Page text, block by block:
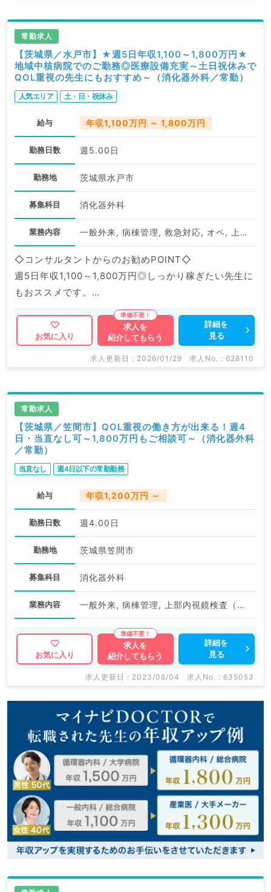
常勤求人
【茨城県／水戸市】★週5日年収1,100～1,800万円★
地域中核病院でのご勤務◎医療設備充実～土日祝休みで
QOL重視の先生にもおすすめ～（消化器外科／常勤）
人気エリア 土・日・祝休み
給与 年収1,100万円 ～ 1,800万円
勤務日数 週5.00日
勤務地 茨城県水戸市
募集科目 消化器外科
業務内容 一般外来, 病棟管理, 救急対応, オペ, 上部内視鏡検査（ＧＦ）, 下部内視鏡検査（ＣＦ）
◇コンサルタントからのお勧めPOINT◇
週5日年収1,100～1,800万円◎しっかり稼ぎたい先生に
もおススメです。
地域中核病院でのご勤務／医療設備も充実しています！
マイナビDOCTORでは病院やクリニックなどの医療機
関求人はもちろんのこと、
ます。
求人内容の詳細等はお気軽にお問合せ下さい。
お気に入り
求人を
紹介してもらう
詳細を
見る
求人更新日 : 2026/01/29 求人No. : 628110
常勤求人
【茨城県／笠間市】QOL重視の働き方が出来る！週4
日・当直なし可～1,800万円もご相談可～（消化器外科
／常勤）
当直なし 週4日以下の常勤勤務
給与 年収1,200万円 ～
勤務日数 週4.00日
勤務地 茨城県笠間市
募集科目 消化器外科
業務内容 一般外来, 病棟管理, 上部内視鏡検査（ＧＦ）, 下部内視鏡検査（ＣＦ）
お気に入り
求人を
紹介してもらう
詳細を
見る
求人更新日 : 2023/08/04 求人No. : 635053